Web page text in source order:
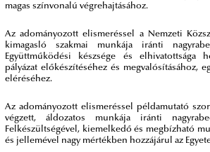
magas színvonalú végrehajtásához.
Az adományozott elismeréssel a Nemzeti
kimagasló szakmai munkája iránti
Együttműködési készsége és elhivatottsága
pályázat előkészítéséhez és megvalósításához,
eléréséhez.
Az adományozott elismeréssel példamutató
végzett, áldozatos munkája iránti
Felkészültségével, kiemelkedő és megbízható
és jellemével nagy mértékben hozzájárul az